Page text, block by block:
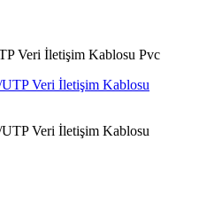
Veri İletişim Kablosu Pvc